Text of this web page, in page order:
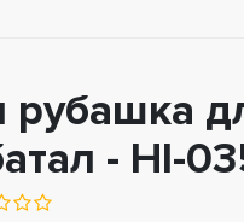
рубашка
- НІ-